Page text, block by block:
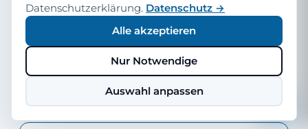
oder Fachbereich.
Factsheet herunterladen (PDF)
Datenschutzerklärung. Datenschutz →
Alle akzeptieren
Nur Notwendige
Auswahl anpassen